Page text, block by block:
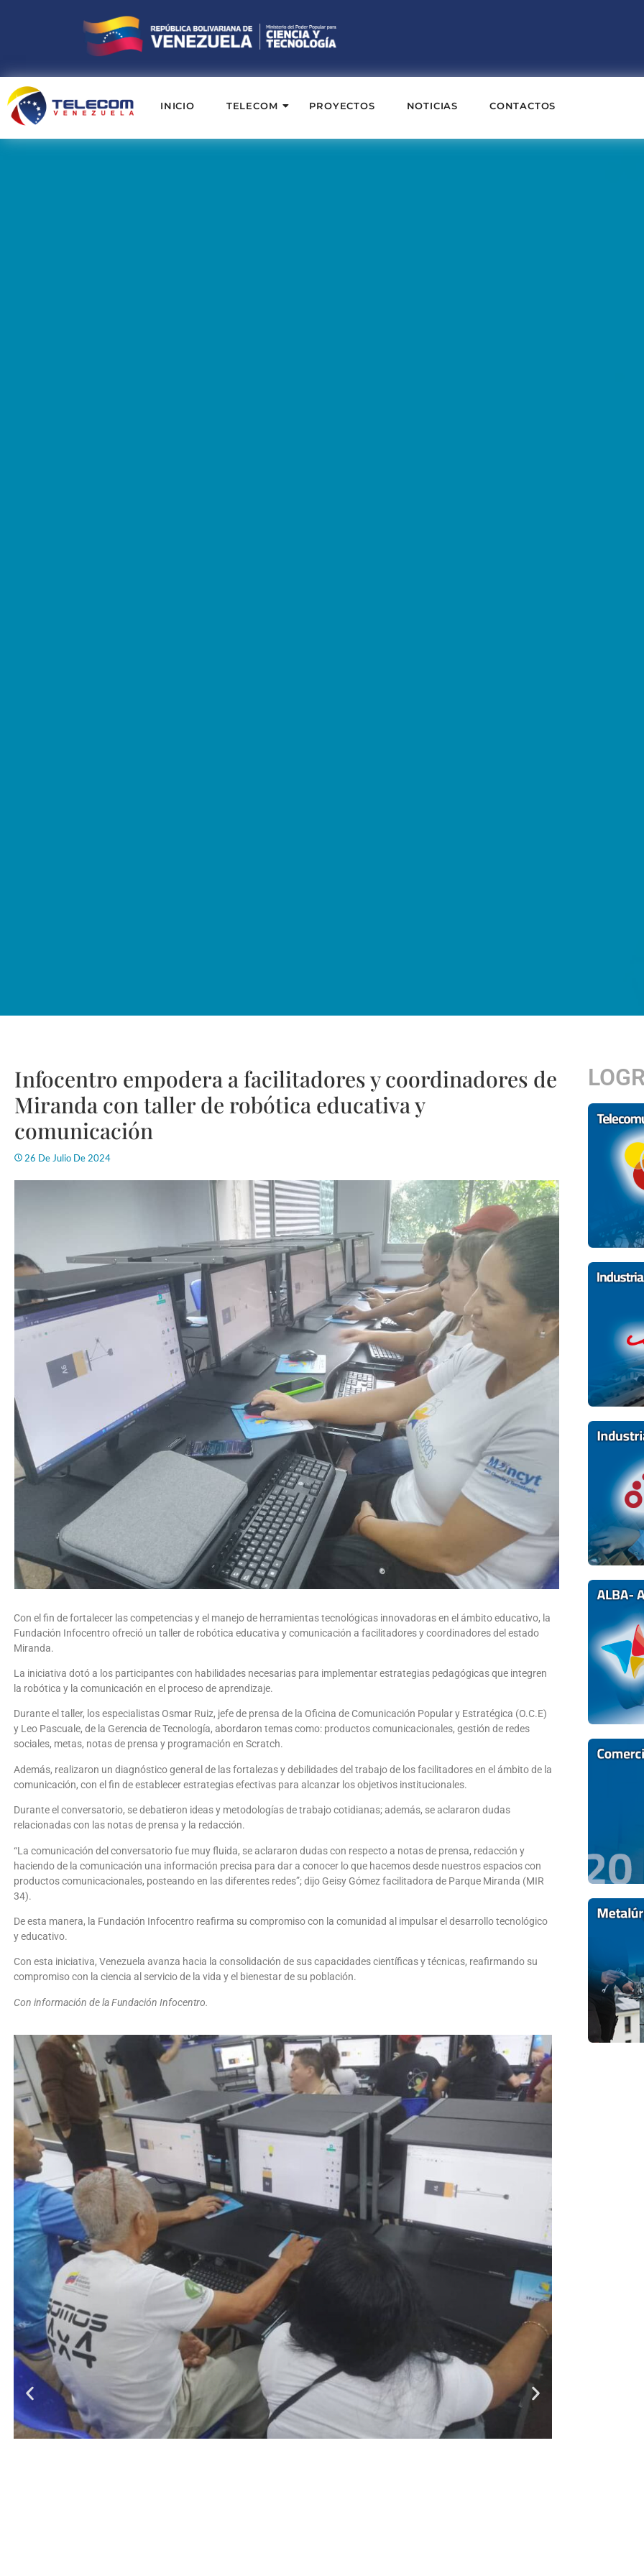
INICIO TELECOM PROYECTOS NOTICIAS CONTACTOS
Infocentro empodera a facilitadores y coordinadores de
Miranda con taller de robótica educativa y
comunicación
26 De Julio De 2024
Con el fin de fortalecer las competencias y el manejo de herramientas tecnológicas innovadoras en el ámbito educativo, la
Fundación Infocentro ofreció un taller de robótica educativa y comunicación a facilitadores y coordinadores del estado
Miranda.
La iniciativa dotó a los participantes con habilidades necesarias para implementar estrategias pedagógicas que integren
la robótica y la comunicación en el proceso de aprendizaje.
Durante el taller, los especialistas Osmar Ruiz, jefe de prensa de la Oficina de Comunicación Popular y Estratégica (O.C.E)
y Leo Pascuale, de la Gerencia de Tecnología, abordaron temas como: productos comunicacionales, gestión de redes
sociales, metas, notas de prensa y programación en Scratch.
Además, realizaron un diagnóstico general de las fortalezas y debilidades del trabajo de los facilitadores en el ámbito de la
comunicación, con el fin de establecer estrategias efectivas para alcanzar los objetivos institucionales.
Durante el conversatorio, se debatieron ideas y metodologías de trabajo cotidianas; además, se aclararon dudas
relacionadas con las notas de prensa y la redacción.
“La comunicación del conversatorio fue muy fluida, se aclararon dudas con respecto a notas de prensa, redacción y
haciendo de la comunicación una información precisa para dar a conocer lo que hacemos desde nuestros espacios con
productos comunicacionales, posteando en las diferentes redes”; dijo Geisy Gómez facilitadora de Parque Miranda (MIR
34).
De esta manera, la Fundación Infocentro reafirma su compromiso con la comunidad al impulsar el desarrollo tecnológico
y educativo.
Con esta iniciativa, Venezuela avanza hacia la consolidación de sus capacidades científicas y técnicas, reafirmando su
compromiso con la ciencia al servicio de la vida y el bienestar de su población.
Con información de la Fundación Infocentro.